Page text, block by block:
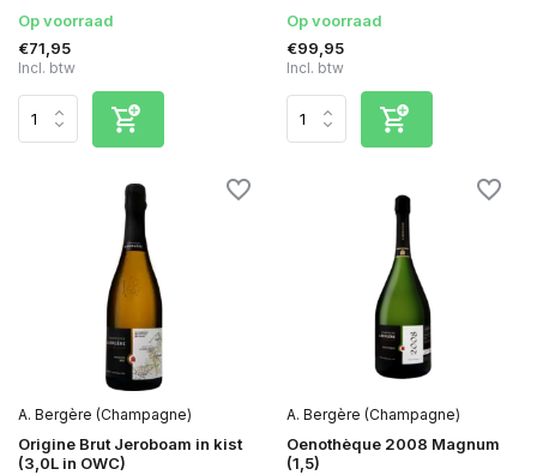
Op voorraad
€71,95
Incl. btw
Op voorraad
€99,95
Incl. btw
A. Bergère (Champagne)
Origine Brut Jeroboam in kist
(3,0L in OWC)
A. Bergère (Champagne)
Oenothèque 2008 Magnum
(1,5)